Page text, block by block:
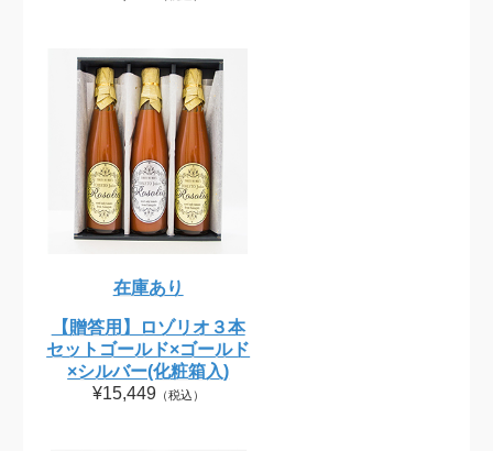
在庫あり
【贈答用】ロゾリオ３本
セットゴールド×ゴールド
×シルバー(化粧箱入)
¥15,449（税込）